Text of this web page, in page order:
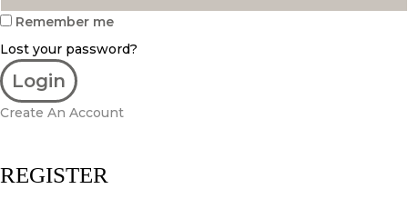
Remember me
Lost your password?
Create An Account
REGISTER